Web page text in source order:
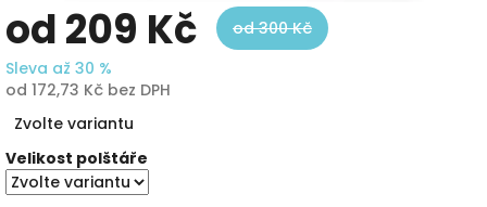
od209 Kč
od 300 Kč
Sleva až 30 %
od 172,73 Kč bez DPH
cena:
Zvolte variantu
Velikost polštáře